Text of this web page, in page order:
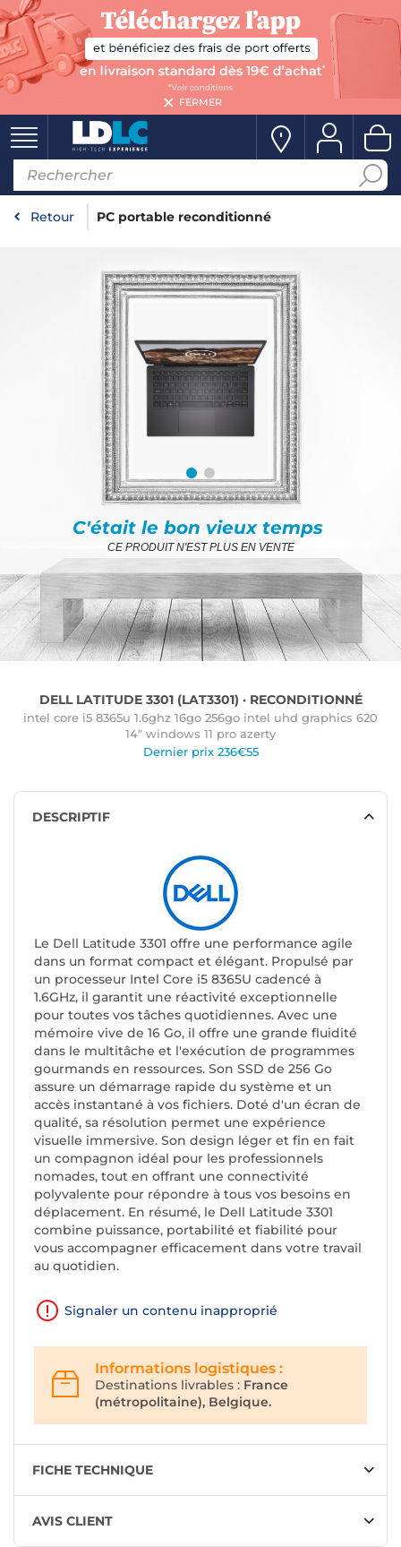
FERMER
Retour PC portable reconditionné
C'était le bon vieux temps
CE PRODUIT N'EST PLUS EN VENTE
DELL LATITUDE 3301 (LAT3301) · RECONDITIONNÉ
intel core i5 8365u 1.6ghz 16go 256go intel uhd graphics 620
14" windows 11 pro azerty
Dernier prix 236€55
DESCRIPTIF
Le Dell Latitude 3301 offre une performance agile
dans un format compact et élégant. Propulsé par
un processeur Intel Core i5 8365U cadencé à
1.6GHz, il garantit une réactivité exceptionnelle
pour toutes vos tâches quotidiennes. Avec une
mémoire vive de 16 Go, il offre une grande fluidité
dans le multitâche et l'exécution de programmes
gourmands en ressources. Son SSD de 256 Go
assure un démarrage rapide du système et un
accès instantané à vos fichiers. Doté d'un écran de
qualité, sa résolution permet une expérience
visuelle immersive. Son design léger et fin en fait
un compagnon idéal pour les professionnels
nomades, tout en offrant une connectivité
polyvalente pour répondre à tous vos besoins en
déplacement. En résumé, le Dell Latitude 3301
combine puissance, portabilité et fiabilité pour
vous accompagner efficacement dans votre travail
au quotidien.
Signaler un contenu inapproprié
Informations logistiques :
Destinations livrables : France
(métropolitaine), Belgique.
FICHE TECHNIQUE
AVIS CLIENT